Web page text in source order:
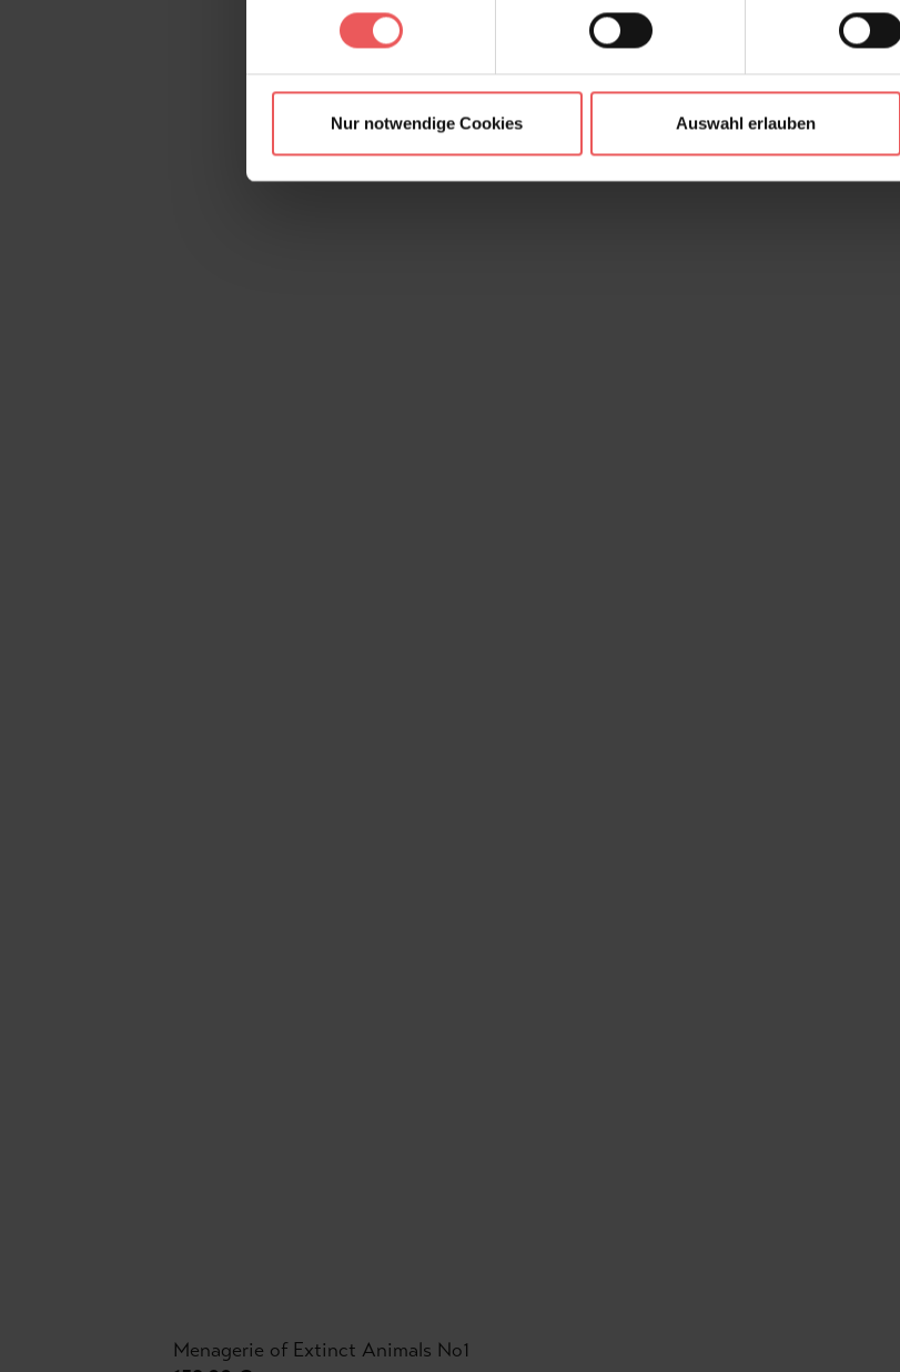
Nur notwendige Cookies Auswahl erlauben
Menagerie of Extinct Animals No1